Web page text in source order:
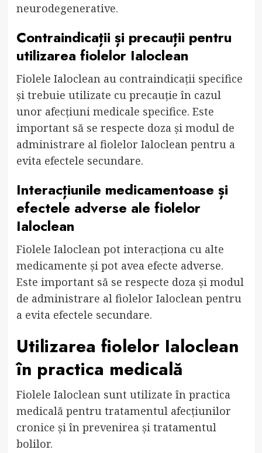
neurodegenerative.
Contraindicații și precauții pentru
utilizarea fiolelor Ialoclean
Fiolele Ialoclean au contraindicații specifice
și trebuie utilizate cu precauție în cazul
unor afecțiuni medicale specifice. Este
important să se respecte doza și modul de
administrare al fiolelor Ialoclean pentru a
evita efectele secundare.
Interacțiunile medicamentoase și
efectele adverse ale fiolelor
Ialoclean
Fiolele Ialoclean pot interacționa cu alte
medicamente și pot avea efecte adverse.
Este important să se respecte doza și modul
de administrare al fiolelor Ialoclean pentru
a evita efectele secundare.
Utilizarea fiolelor Ialoclean
în practica medicală
Fiolele Ialoclean sunt utilizate în practica
medicală pentru tratamentul afecțiunilor
cronice și în prevenirea și tratamentul
bolilor.